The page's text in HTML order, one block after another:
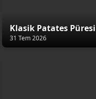
Klasik Patates Püresi
31 Tem 2026